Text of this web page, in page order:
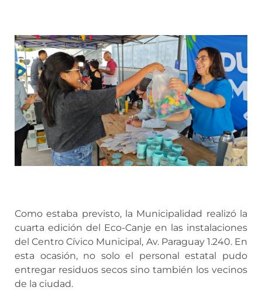
Como estaba previsto, la Municipalidad realizó la
cuarta edición del Eco-Canje en las instalaciones
del Centro Cívico Municipal, Av. Paraguay 1.240. En
esta ocasión, no solo el personal estatal pudo
entregar residuos secos sino también los vecinos
de la ciudad.